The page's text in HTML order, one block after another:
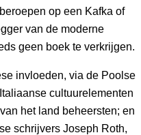
op een Kafka of
van de moderne
geen boek te verkrijgen.
invloeden, via de Poolse
cultuurelementen
het land beheersten; en
schrijvers Joseph Roth,